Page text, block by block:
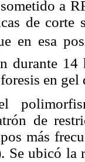
a
de
en esa
durante
en
de
más
Se ubicó